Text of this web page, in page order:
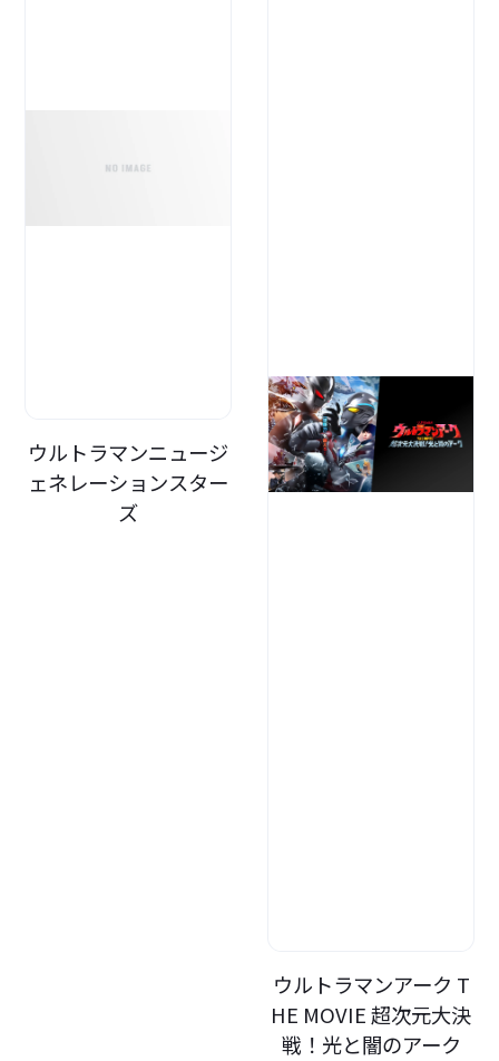
ウルトラマンニュージ
ェネレーションスター
ズ
ウルトラマンアーク T
HE MOVIE 超次元大決
戦！光と闇のアーク